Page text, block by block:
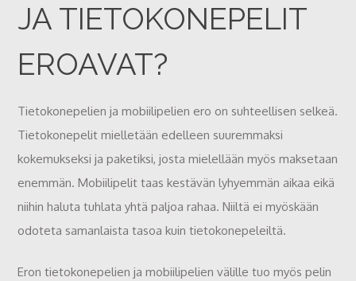
JA TIETOKONEPELIT
EROAVAT?
Tietokonepelien ja mobiilipelien ero on suhteellisen selkeä.
Tietokonepelit mielletään edelleen suuremmaksi
kokemukseksi ja paketiksi, josta mielellään myös maksetaan
enemmän. Mobiilipelit taas kestävän lyhyemmän aikaa eikä
niihin haluta tuhlata yhtä paljoa rahaa. Niiltä ei myöskään
odoteta samanlaista tasoa kuin tietokonepeleiltä.
Eron tietokonepelien ja mobiilipelien välille tuo myös pelin